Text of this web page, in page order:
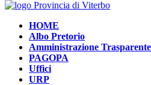
HOME
Albo Pretorio
Amministrazione Trasparente
PAGOPA
Uffici
URP